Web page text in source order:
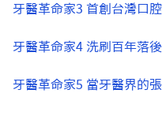
牙醫革命家3 首創台灣口
牙醫革命家4 洗刷百年落
牙醫革命家5 當牙醫界的